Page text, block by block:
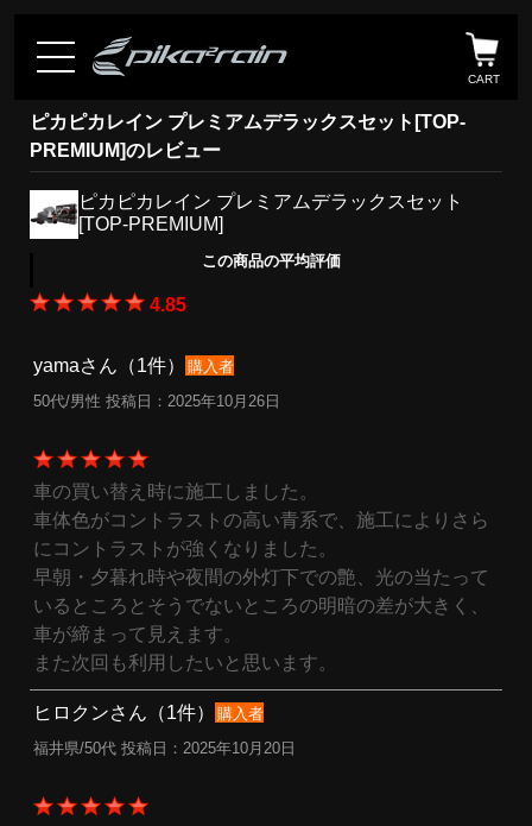
CART
ピカピカレイン プレミアムデラックスセット[TOP-
PREMIUM]のレビュー
ピカピカレイン プレミアムデラックスセット
[TOP-PREMIUM]
この商品の平均評価
4.85
yamaさん（1件）
購入者
50代/男性 投稿日：2025年10月26日
車の買い替え時に施工しました。
車体色がコントラストの高い青系で、施工によりさら
にコントラストが強くなりました。
早朝・夕暮れ時や夜間の外灯下での艶、光の当たって
いるところとそうでないところの明暗の差が大きく、
車が締まって見えます。
また次回も利用したいと思います。
ヒロクンさん（1件）
購入者
福井県/50代 投稿日：2025年10月20日